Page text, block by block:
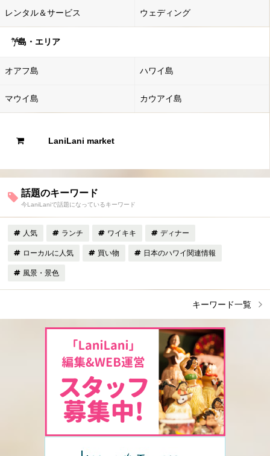
レンタル＆サービス ウェディング
島・エリア
オアフ島 ハワイ島
マウイ島 カウアイ島
LaniLani market
話題のキーワード
今LaniLaniで話題になっているキーワード
人気 ランチ ワイキキ ディナー
ローカルに人気 買い物 日本のハワイ関連情報
風景・景色
キーワード一覧